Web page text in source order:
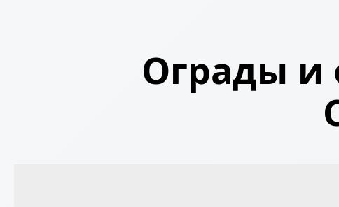
Ограды и